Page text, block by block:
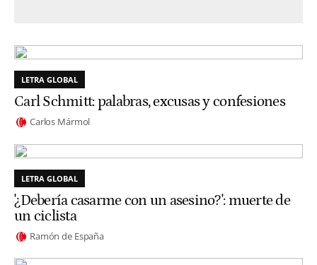
LETRA GLOBAL
Carl Schmitt: palabras, excusas y confesiones
Carlos Mármol
LETRA GLOBAL
'¿Debería casarme con un asesino?': muerte de
un ciclista
Ramón de España